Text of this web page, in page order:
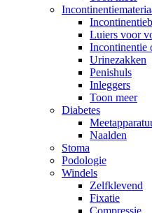
Luiers voor
Incontinentie
Urinezakken
Penishuls
Inleggers
Toon meer
Diabetes
Naalden
Stoma
Podologie
Windels
Zelfklevend
Fixatie
Compressie